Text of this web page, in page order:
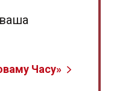
Часу»